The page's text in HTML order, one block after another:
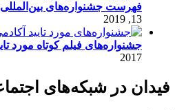
فهرست جشنواره‌های بین‌المللی
13, 2019
جشنواره‌های فیلم کوتاه مورد
2017
فیدان در شبکه‌های